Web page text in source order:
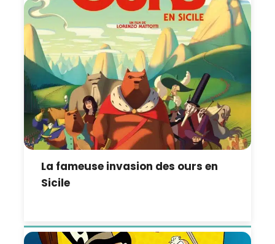
La fameuse invasion des ours en
Sicile